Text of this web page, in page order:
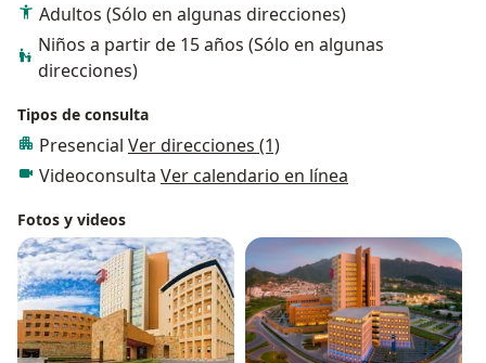
Adultos (Sólo en algunas direcciones)
Niños a partir de 15 años (Sólo en algunas
direcciones)
Tipos de consulta
Presencial Ver direcciones (1)
Videoconsulta Ver calendario en línea
Fotos y videos